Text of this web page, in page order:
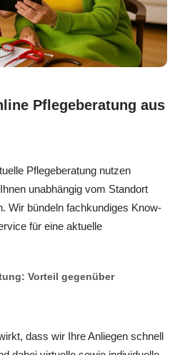
Pflegeberatung aus
Pflegeberatung nutzen
unabhängig vom Standort
Wir bündeln fachkundiges Know-
für eine aktuelle
Vorteil gegenüber
dass wir Ihre Anliegen schnell